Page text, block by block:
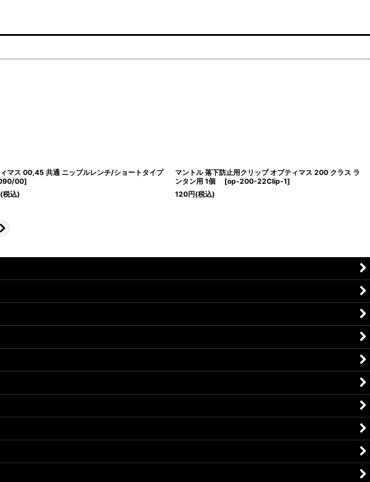
マス 00,45 共通 ニップルレンチ/ショートタイプ
00]
(税込)
マントル 落下防止用クリップ オプティマス 200 クラス ラ
ンタン用 1個
[op-200-22Clip-1]
120円(税込)